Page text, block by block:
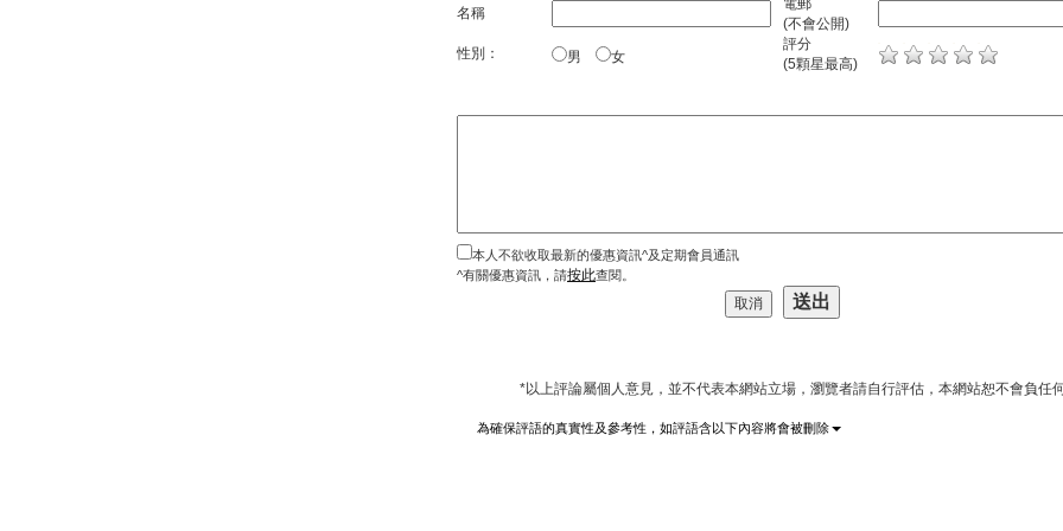
名稱
電郵
(不會公開)
性別：
男 女
評分
(5顆星最高)
本人不欲收取最新的優惠資訊^及定期會員通訊
^有關優惠資訊，請按此查閱。
*以上評論屬個人意見，並不代表本網站立場，瀏覽者請自行評估，本網站恕不會負任
為確保評語的真實性及參考性，如評語含以下內容將會被刪除